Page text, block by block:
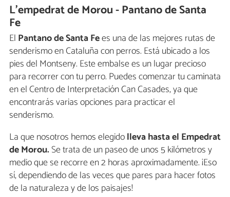
L’empedrat de Morou - Pantano de Santa
Fe
El Pantano de Santa Fees una de las mejores rutas de
senderismo en Cataluña con perros. Está ubicado a los
pies del Montseny. Este embalse es un lugar precioso
para recorrer con tu perro. Puedes comenzar tu caminata
en el Centro de Interpretación Can Casades, ya que
encontrarás varias opciones para practicar el
senderismo.
La que nosotros hemos elegidolleva hasta el Empedrat
de Morou.Se trata de un paseo de unos 5 kilómetros y
medio que se recorre en 2 horas aproximadamente. ¡Eso
sí, dependiendo de las veces que pares para hacer fotos
de la naturaleza y de los paisajes!